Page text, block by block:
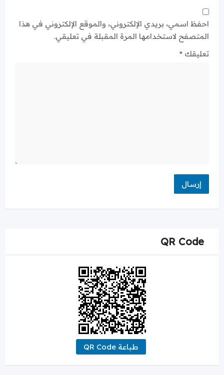
احفظ اسمي، بريدي الإلكتروني، والموقع الإلكتروني في هذا
المتصفح لاستخدامها المرة المقبلة في تعليقي.
تعليقك *
QR Code
طباعة QR Code